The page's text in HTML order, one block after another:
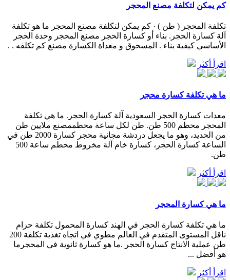
كم يمكن لتكلفة مصنع المحجر
تكلفة المحجر ( طن ) · كم يمكن لتكلفة مصنع المحجر ما هو تكلفة
آلة كسارة الحجر. بناء أو كسارة الحجر مصنع المحجر وحدة الحجر
الأساسي كيفية بناء . المسحوق و معداة الكسارة مصنع كم تكلفه . .
اقرأ أكثر
ما هي تكلفة كسارة محجر
معدات كسارة الحجر السعودية آلة كسارة الحجر. ما هي تكلفة
المحجر محطم 500 طن. طن لكل ساعة محطممصنع ملايين طن
من الحديد، وهو ما يجعل دردشة مجانية محجر كسارة 2000 طن في
الساعة كسارة الحجر، كسارة خام آلة مخروط محطم ساعة 500
طن.
اقرأ أكثر
ما هي كسارة المحجر
ما هي تكلفة كسارة الحجر في الهند كسارة المحمول تكلفة حزام
ناقل المستوى المتقدم في العالم مطوي في اتجاه تغذية تكلفة 200
طن عملية الانتاج كسارة الحجر .ما هو كسارة ثانوية في المحجرما
هو أفضل ...
اقرأ أكثر